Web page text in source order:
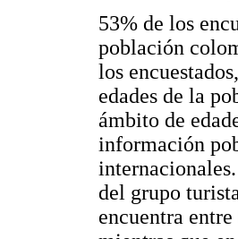
53% de los
población
los
edades de la
ámbito de
información
del grupo
encuentra